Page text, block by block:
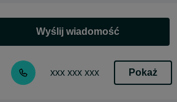
Wyślij wiadomość
xxx xxx xxx Pokaż